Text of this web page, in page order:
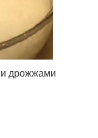
дрожжами